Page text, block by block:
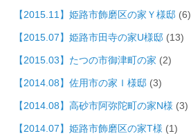
【2015.11】姫路市飾磨区の家Ｙ様邸 (6)
【2015.07】姫路市田寺の家U様邸 (13)
【2015.03】たつの市御津町の家 (2)
【2014.08】佐用市の家Ｉ様邸 (3)
【2014.08】高砂市阿弥陀町の家N様 (3)
【2014.07】姫路市飾磨区の家T様 (1)